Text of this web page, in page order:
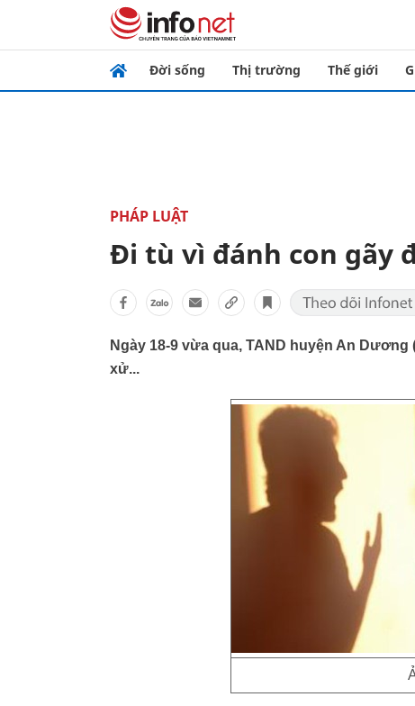
Đời sống Thị trường Thế giới
PHÁP LUẬT
Đi tù vì đánh con gãy
Ngày 18-9 vừa qua, TAND huyện An
xử...